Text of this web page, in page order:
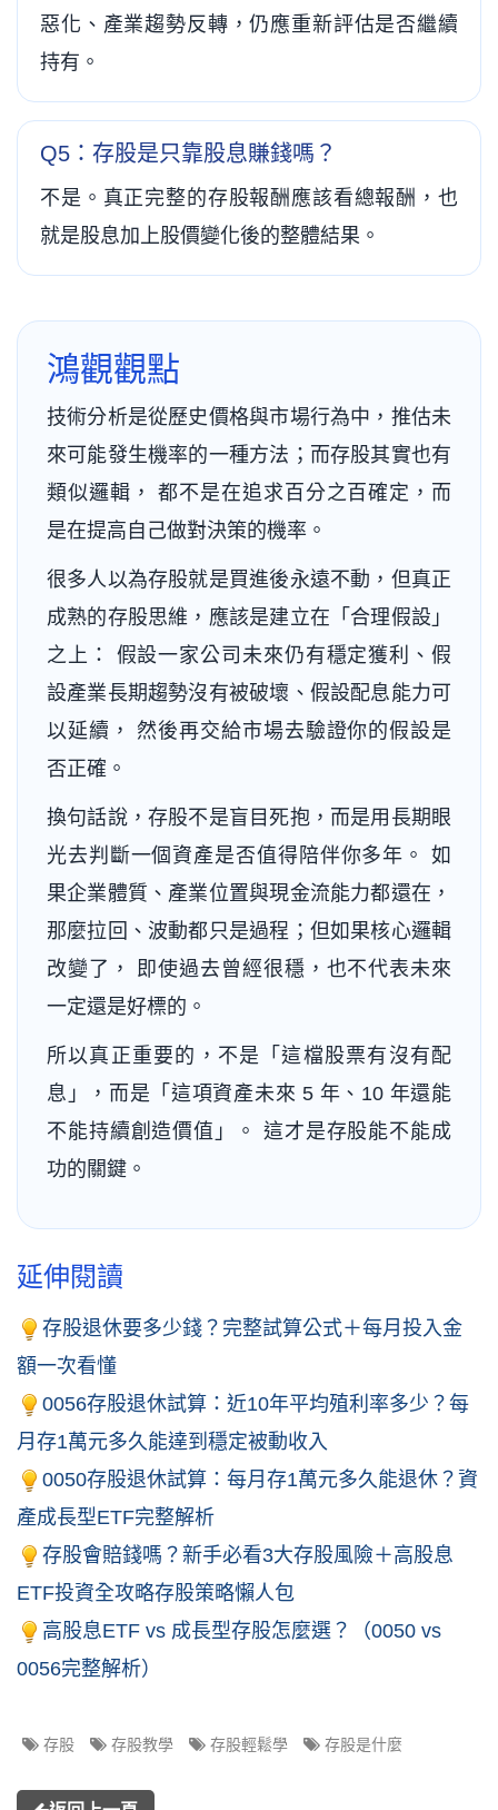
惡化、產業趨勢反轉，仍應重新評估是否繼續
持有。
Q5：存股是只靠股息賺錢嗎？
不是。真正完整的存股報酬應該看總報酬，也
就是股息加上股價變化後的整體結果。
鴻觀觀點
技術分析是從歷史價格與市場行為中，推估未
來可能發生機率的一種方法；而存股其實也有
類似邏輯， 都不是在追求百分之百確定，而
是在提高自己做對決策的機率。
很多人以為存股就是買進後永遠不動，但真正
成熟的存股思維，應該是建立在「合理假設」
之上： 假設一家公司未來仍有穩定獲利、假
設產業長期趨勢沒有被破壞、假設配息能力可
以延續， 然後再交給市場去驗證你的假設是
否正確。
換句話說，存股不是盲目死抱，而是用長期眼
光去判斷一個資產是否值得陪伴你多年。 如
果企業體質、產業位置與現金流能力都還在，
那麼拉回、波動都只是過程；但如果核心邏輯
改變了， 即使過去曾經很穩，也不代表未來
一定還是好標的。
所以真正重要的，不是「這檔股票有沒有配
息」，而是「這項資產未來 5 年、10 年還能
不能持續創造價值」。 這才是存股能不能成
功的關鍵。
延伸閱讀
存股退休要多少錢？完整試算公式＋每月投入金
額一次看懂
0056存股退休試算：近10年平均殖利率多少？每
月存1萬元多久能達到穩定被動收入
0050存股退休試算：每月存1萬元多久能退休？資
產成長型ETF完整解析
存股會賠錢嗎？新手必看3大存股風險＋高股息
ETF投資全攻略存股策略懶人包
高股息ETF vs 成長型存股怎麼選？（0050 vs
0056完整解析）
存股 存股教學 存股輕鬆學 存股是什麼